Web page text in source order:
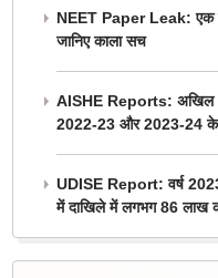
NEET Paper Leak: एक
जानिए काला सच
AISHE Reports: अखिल
2022-23 और 2023-24 के
UDISE Report: वर्ष
में दाखिले में लगभग 86 लाख